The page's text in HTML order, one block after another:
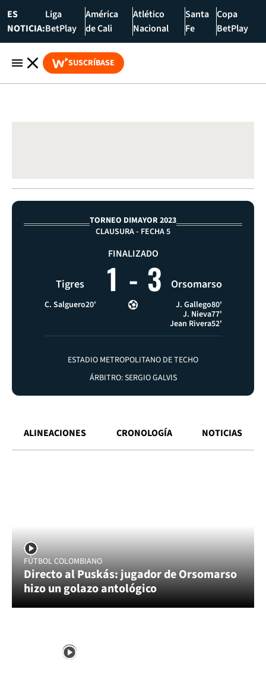
ES
NOTICIA:
Liga
BetPlay
América
de Cali
Atlético
Nacional
Santa
Fe
Copa
BetPlay
SUSCRÍBASE
TORNEO DIMAYOR 2023
CLAUSURA - FECHA 5
Tigres
FINALIZADO
1 - 3 Orsomarso
C. Salguero20' J. Gallego80'
J. Nieva77'
Jean Rivera52'
ESTADIO METROPOLITANO DE TECHO
ÁRBITRO: SERGIO GALVIS
ALINEACIONES CRONOLOGÍA NOTICIAS
FÚTBOL COLOMBIANO
Directo al Puskás: jugador de Orsomarso
hizo un golazo antológico